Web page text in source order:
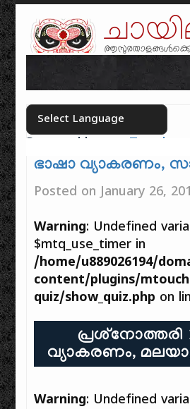
Skip to content
Powered by Translate
ഭാഷാ വ്യാകരണം,
Posted on January 26,
Warning: Undefined
$mtq_use_timer in
/home/u889026194/
content/plugins/
quiz/show_quiz.php on
പ്രശ്‌നോത്തരി
വ്യാകരണം,
Warning: Undefined